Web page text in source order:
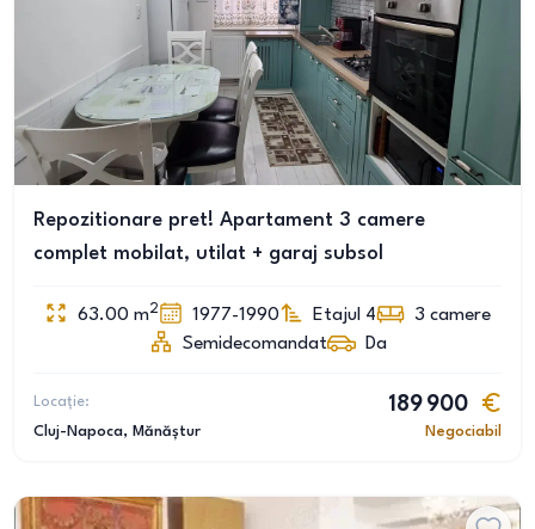
Repozitionare pret! Apartament 3 camere
complet mobilat, utilat + garaj subsol
63.00 m2 1977-1990 Etajul 4 3 camere
Semidecomandat
Da
Locație:
Cluj-Napoca, Mănăștur
189 900
Negociabil